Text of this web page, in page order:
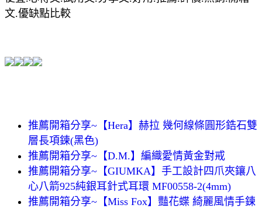
文.優缺點比較
推薦開箱分享~【Hera】赫拉 幾何線條圓形鋯石雙
層長項鍊(黑色)
推薦開箱分享~【D.M.】編織愛情黃金對戒
推薦開箱分享~【GIUMKA】手工設計四爪夾鑲八
心八箭925純銀耳針式耳環 MF00558-2(4mm)
推薦開箱分享~【Miss Fox】豔花蝶 綺麗風情手鍊